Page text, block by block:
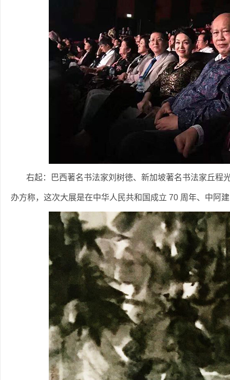
右起：巴西著名书法家刘树徳、新加坡著名书法家丘程
办方称，这次大展是在中华人民共和国成立 70 周年、中阿